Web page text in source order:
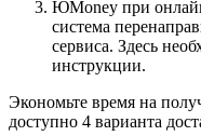
ЮMoney при
система
сервиса. Здесь
инструкции.
Экономьте время на
доступно 4 варианта